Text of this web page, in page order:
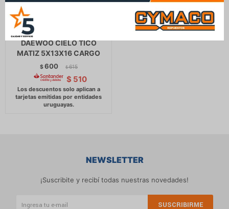
PORTA CARBONES -
D.REMY AVEO NISSAN
DAEWOO CIELO TICO
MATIZ 5X13X16 CARGO
$600 $ 615
$ 510
NEWSLETTER
¡Suscribite y recibí todas nuestras novedades!
SUSCRIBIRME